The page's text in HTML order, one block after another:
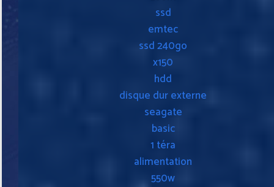
ssd
emtec
ssd 240go
x150
hdd
disque dur externe
seagate
basic
1 téra
alimentation
550w